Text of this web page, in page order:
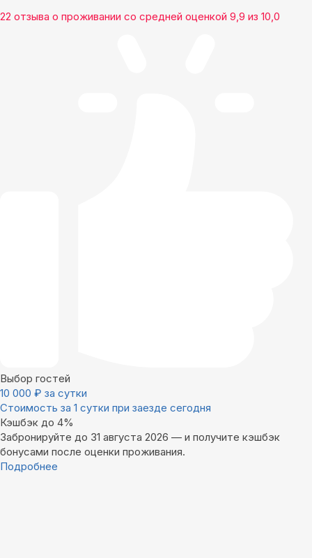
22 отзыва о проживании со средней оценкой 9,9 из 10,0
Выбор гостей
10 000 ₽ за сутки
Стоимость за 1 сутки при заезде сегодня
Кэшбэк до 4%
Забронируйте до 31 августа 2026 — и получите кэшбэк
бонусами после оценки проживания.
Подробнее